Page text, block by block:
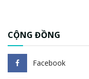
CỘNG ĐỒNG
Facebook